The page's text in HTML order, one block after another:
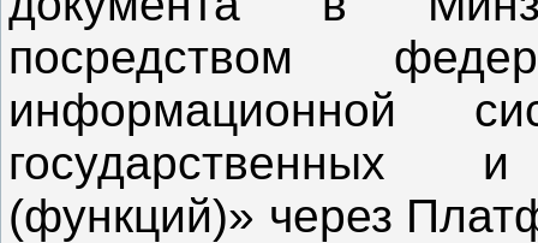
посредством
информационной
государственных
(функций)» через